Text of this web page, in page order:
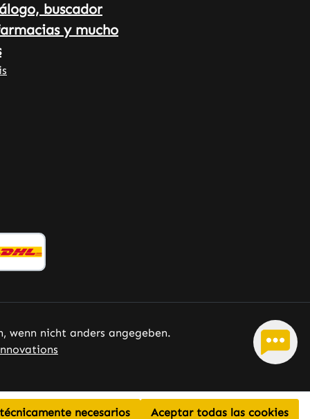
fructosa • Sin aditivos ni
colorantes innecesarios Descubra
Como fabricante y distribuidor de
complementos alimenticios, no
estamos autorizados a
adicional sobre los efectos de los
recomendamos consultar
literatura especializada o sitios
buscador
y mucho
wenn nicht anders angegeben.
necesarios Aceptar todas las cookies